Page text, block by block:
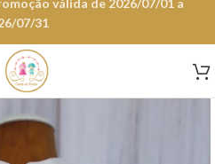
válida de 2026/07/01 a
07/31